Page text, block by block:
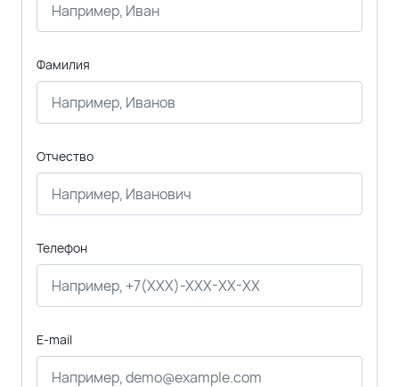
Фамилия
Отчество
Телефон
E-mail